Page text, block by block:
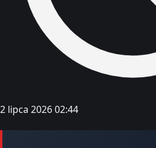
2 lipca 2026 02:44